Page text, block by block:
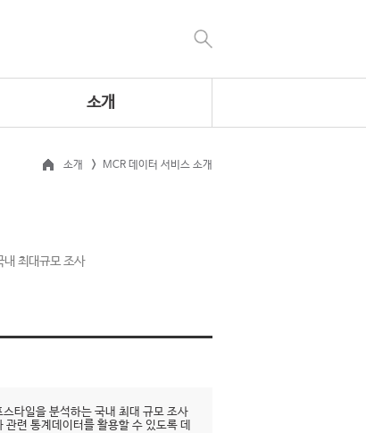
소개
소개 MCR 데이터 서비스 소개
내 최대규모 조사
타일을 분석하는 국내 최대 규모 조사
련 통계데이터를 활용할 수 있도록 데